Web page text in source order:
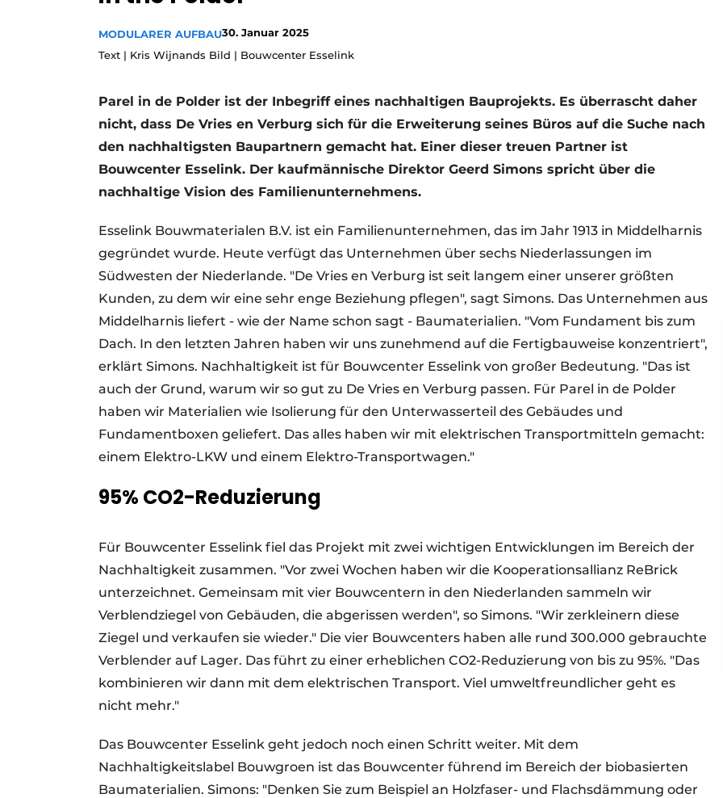
Ein Stellenangebot registrieren
Freie Stellen
Videos
MODULARER AUFBAU30. Januar 2025
Text | Kris Wijnands Bild | Bouwcenter Esselink
Parel in de Polder ist der Inbegriff eines nachhaltigen Bauprojekts. Es überrascht daher
nicht, dass De Vries en Verburg sich für die Erweiterung seines Büros auf die Suche nach
den nachhaltigsten Baupartnern gemacht hat. Einer dieser treuen Partner ist
Bouwcenter Esselink. Der kaufmännische Direktor Geerd Simons spricht über die
nachhaltige Vision des Familienunternehmens.
Esselink Bouwmaterialen B.V. ist ein Familienunternehmen, das im Jahr 1913 in Middelharnis
gegründet wurde. Heute verfügt das Unternehmen über sechs Niederlassungen im
Südwesten der Niederlande. "De Vries en Verburg ist seit langem einer unserer größten
Kunden, zu dem wir eine sehr enge Beziehung pflegen", sagt Simons. Das Unternehmen aus
Middelharnis liefert - wie der Name schon sagt - Baumaterialien. "Vom Fundament bis zum
Dach. In den letzten Jahren haben wir uns zunehmend auf die Fertigbauweise konzentriert",
erklärt Simons. Nachhaltigkeit ist für Bouwcenter Esselink von großer Bedeutung. "Das ist
auch der Grund, warum wir so gut zu De Vries en Verburg passen. Für Parel in de Polder
haben wir Materialien wie Isolierung für den Unterwasserteil des Gebäudes und
Fundamentboxen geliefert. Das alles haben wir mit elektrischen Transportmitteln gemacht:
einem Elektro-LKW und einem Elektro-Transportwagen."
95% CO2-Reduzierung
Für Bouwcenter Esselink fiel das Projekt mit zwei wichtigen Entwicklungen im Bereich der
Nachhaltigkeit zusammen. "Vor zwei Wochen haben wir die Kooperationsallianz ReBrick
unterzeichnet. Gemeinsam mit vier Bouwcentern in den Niederlanden sammeln wir
Verblendziegel von Gebäuden, die abgerissen werden", so Simons. "Wir zerkleinern diese
Ziegel und verkaufen sie wieder." Die vier Bouwcenters haben alle rund 300.000 gebrauchte
Verblender auf Lager. Das führt zu einer erheblichen CO2-Reduzierung von bis zu 95%. "Das
kombinieren wir dann mit dem elektrischen Transport. Viel umweltfreundlicher geht es
nicht mehr."
Das Bouwcenter Esselink geht jedoch noch einen Schritt weiter. Mit dem
Nachhaltigkeitslabel Bouwgroen ist das Bouwcenter führend im Bereich der biobasierten
Baumaterialien. Simons: "Denken Sie zum Beispiel an Holzfaser- und Flachsdämmung oder